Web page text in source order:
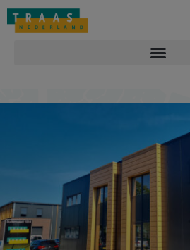
Overlast melden: 088-2212122